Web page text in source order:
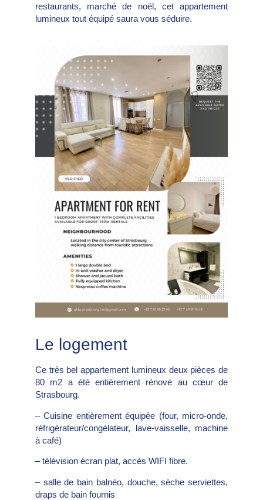
restaurants, marché de noël, cet appartement
lumineux tout équipé saura vous séduire.
Le logement
Ce très bel appartement lumineux deux pièces de
80 m2 a été entièrement rénové au cœur de
Strasbourg.
– Cuisine entièrement équipée (four, micro-onde,
réfrigérateur/congélateur, lave-vaisselle, machine
à café)
– télévision écran plat, accès WIFI fibre.
– salle de bain balnéo, douche, sèche serviettes,
draps de bain fournis